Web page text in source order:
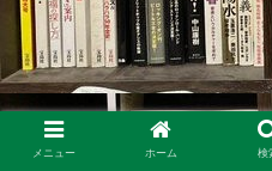
メニュー ホーム 検